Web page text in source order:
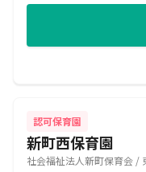
認可保育園
新町西保育園
社会福祉法人新町保育会 /